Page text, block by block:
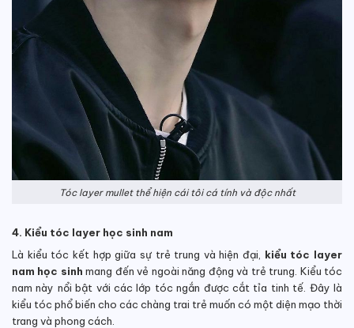
Tóc layer mullet thể hiện cái tôi cá tính và độc nhất
4. Kiểu tóc layer học sinh nam
Là kiểu tóc kết hợp giữa sự trẻ trung và hiện đại,
kiểu tóc layer
nam học sinh mang đến vẻ ngoài năng động và trẻ trung. Kiểu tóc
nam này nổi bật với các lớp tóc ngắn được cắt tỉa tinh tế. Đây là
kiểu tóc phổ biến cho các chàng trai trẻ muốn có một diện mạo thời
trang và phong cách.